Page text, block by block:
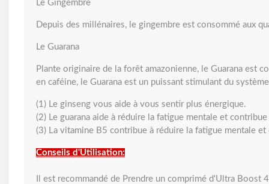
Le Gingembre
Depuis des millénaires, le gingembre est consommé aux
Le Guarana
Plante originaire de la forêt amazonienne, le Guarana est
en caféine, le Guarana est un puissant stimulant du
(1) Le ginseng vous aide à vous sentir plus énergique.
(2) Le guarana aide à réduire la fatigue mentale et
(3) La vitamine B5 contribue à réduire la fatigue mentale
Conseils d'Utilisation:
Il est recommandé de Prendre un comprimé d'Ultra